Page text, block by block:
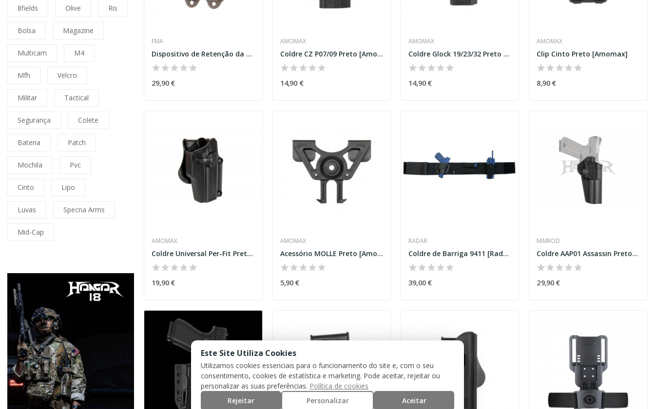
8fields Olive Ris
Bolsa Magazine
Multicam M4
Mfh Velcro
Militar Tactical
Segurança Colete
Bateria Patch
Mochila Pvc
Cinto Lipo
Luvas Specna Arms
Mid-Cap
FMA
Dispositivo de Retenção da Arma (Versão MOLLE)...
29,90 €
AMOMAX
Coldre CZ P07/09 Preto [Amomax]
14,90 €
AMOMAX
Coldre Glock 19/23/32 Preto [Amomax]
14,90 €
AMOMAX
Clip Cinto Preto [Amomax]
8,90 €
AMOMAX
Coldre Universal Per-Fit Preto [Amomax]
19,90 €
AMOMAX
Acessório MOLLE Preto [Amomax]
5,90 €
RADAR
Coldre de Barriga 9411 [Radar]
39,00 €
NIMROD
Coldre AAP01 Assassin Preto [Nimrod]
29,90 €
Este Site Utiliza Cookies
Utilizamos cookies essenciais para o funcionamento do site e, com o seu
consentimento, cookies de estatística e marketing. Pode aceitar, rejeitar ou
personalizar as suas preferências. Política de cookies
Rejeitar
Personalizar Aceitar